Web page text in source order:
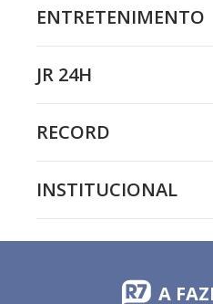
ENTRETENIMENTO
JR 24H
RECORD
INSTITUCIONAL
A